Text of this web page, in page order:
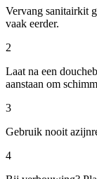
Vervang sanitairkit
vaak eerder.
2
Laat na een
aanstaan om
3
Gebruik nooit
4